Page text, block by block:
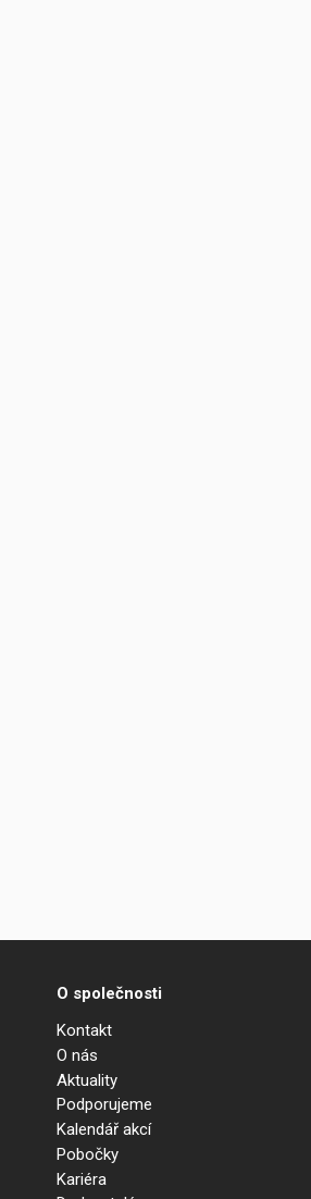
O společnosti
Kontakt
O nás
Aktuality
Podporujeme
Kalendář akcí
Pobočky
Kariéra